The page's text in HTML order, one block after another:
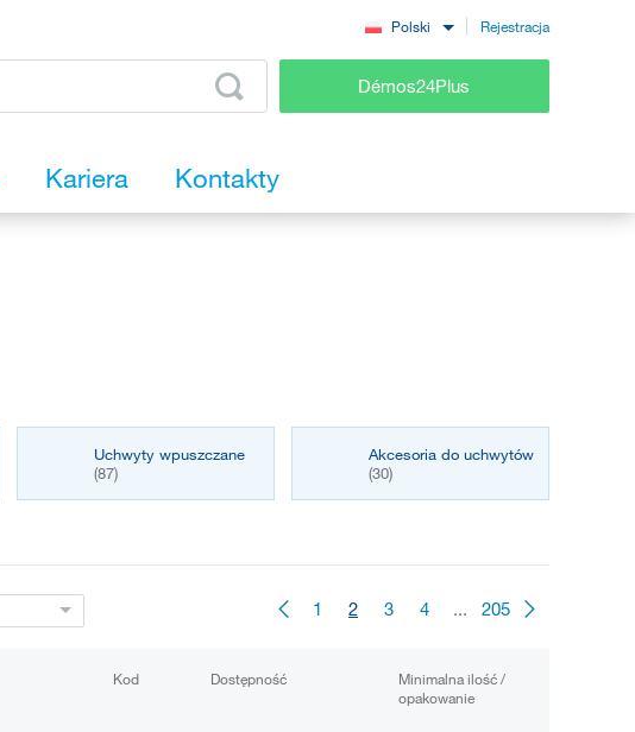
Polski Rejestracja
Démos24Plus
Kariera Kontakty
Uchwyty wpuszczane
(87)
Akcesoria do uchwytów
(30)
1 2 3 4 ... 205
Kod Dostępność
Minimalna ilość /
opakowanie